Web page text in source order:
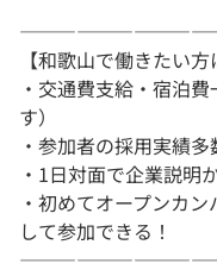
【和歌山で働きたい
・交通費支給・宿泊
す）
・参加者の採用実績
・1日対面で企業説明
・初めてオープンカ
して参加できる！